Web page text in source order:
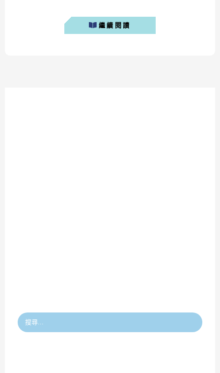
256GB，可以享有新台幣 2,600 元的折價優惠，還沒入手
新手機的人千萬要把握這次機會。 ...
繼續閱讀